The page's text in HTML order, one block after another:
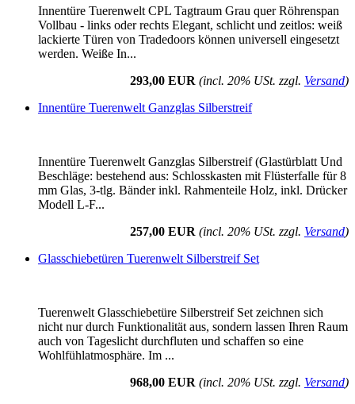
Innentüre Tuerenwelt CPL Tagtraum Grau quer Röhrenspan
Vollbau - links oder rechts Elegant, schlicht und zeitlos: weiß
lackierte Türen von Tradedoors können universell eingesetzt
werden. Weiße In...
293,00 EUR (incl. 20% USt. zzgl. Versand)
Innentüre Tuerenwelt Ganzglas Silberstreif
Innentüre Tuerenwelt Ganzglas Silberstreif (Glastürblatt Und
Beschläge: bestehend aus: Schlosskasten mit Flüsterfalle für 8
mm Glas, 3-tlg. Bänder inkl. Rahmenteile Holz, inkl. Drücker
Modell L-F...
257,00 EUR (incl. 20% USt. zzgl. Versand)
Glasschiebetüren Tuerenwelt Silberstreif Set
Tuerenwelt Glasschiebetüre Silberstreif Set zeichnen sich
nicht nur durch Funktionalität aus, sondern lassen Ihren Raum
auch von Tageslicht durchfluten und schaffen so eine
Wohlfühlatmosphäre. Im ...
968,00 EUR (incl. 20% USt. zzgl. Versand)